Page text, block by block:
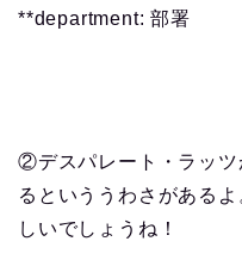
**department: 部署
②デスパレート・ラッツ
るといううわさがある
しいでしょうね！